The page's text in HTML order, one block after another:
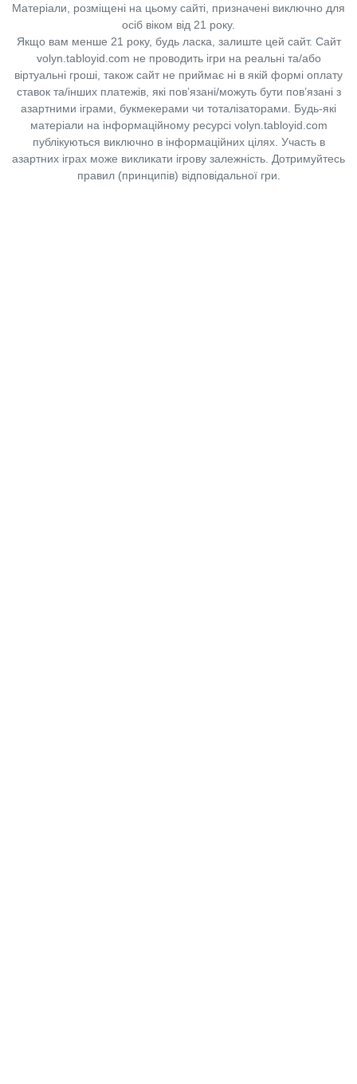
Матеріали, розміщені на цьому сайті, призначені виключно для
осіб віком від 21 року.
Якщо вам менше 21 року, будь ласка, залиште цей сайт. Сайт
volyn.tabloyid.com не проводить ігри на реальні та/або
віртуальні гроші, також сайт не приймає ні в якій формі оплату
ставок та/інших платежів, які пов’язані/можуть бути пов’язані з
азартними іграми, букмекерами чи тоталізаторами. Будь-які
матеріали на інформаційному ресурсі volyn.tabloyid.com
публікуються виключно в інформаційних цілях. Участь в
азартних іграх може викликати ігрову залежність. Дотримуйтесь
правил (принципів) відповідальної гри.